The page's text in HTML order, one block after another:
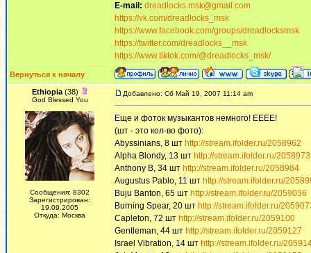
E-mail: dreadlocks.msk@gmail.com
https://vk.com/dreadlocks_msk
https://www.facebook.com/groups/dreadlocksmsk
https://twitter.com/dreadlocks__msk
https://www.tiktok.com/@dreadlocks_msk/
Вернуться к началу
Ethiopia(38)
God Blessed You
Сообщения: 8302
Зарегистрирован:
19.09.2005
Откуда: Москва
Добавлено: Сб Май 19, 2007 11:14 am
Еще и фоток музыкантов немного! ЕЕЕЕ!
(шт - это кол-во фото):
Abyssinians, 8 шт http://stream.ifolder.ru/2058962
Alpha Blondy, 13 шт http://stream.ifolder.ru/2058973
Anthony B, 34 шт http://stream.ifolder.ru/2058984
Augustus Pablo, 11 шт http://stream.ifolder.ru/
Buju Banton, 65 шт http://stream.ifolder.ru/2059036
Burning Spear, 20 шт http://stream.ifolder.ru/
Capleton, 72 шт http://stream.ifolder.ru/2059100
Gentleman, 44 шт http://stream.ifolder.ru/2059127
Israel Vibration, 14 шт http://stream.ifolder.ru/